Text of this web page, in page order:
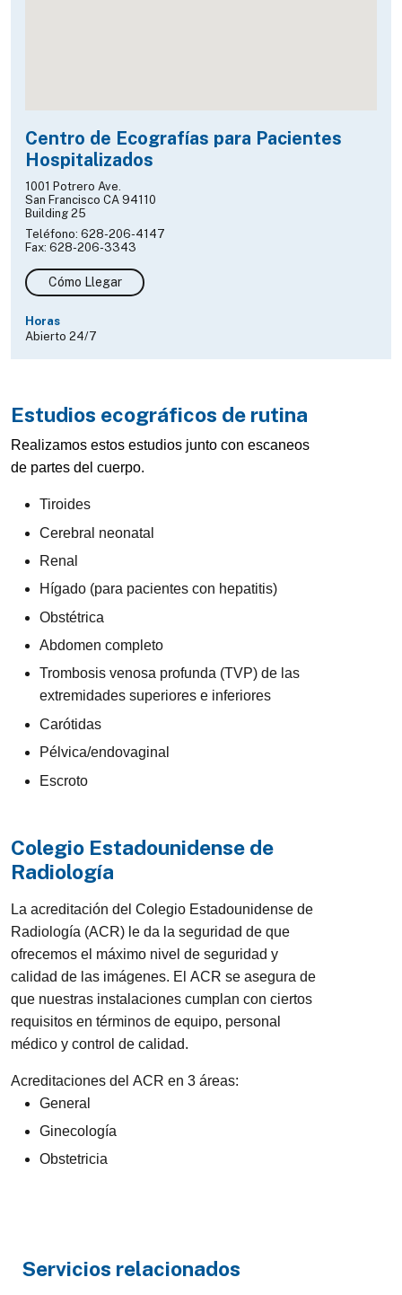
Centro de Ecografías para Pacientes
Hospitalizados
1001 Potrero Ave.
San Francisco CA 94110
Building 25
Teléfono: 628-206-4147
Fax: 628-206-3343
Cómo Llegar
Horas
Abierto 24/7
Estudios ecográficos de rutina
Realizamos estos estudios junto con escaneos
de partes del cuerpo.
Tiroides
Cerebral neonatal
Renal
Hígado (para pacientes con hepatitis)
Obstétrica
Abdomen completo
Trombosis venosa profunda (TVP) de las
extremidades superiores e inferiores
Carótidas
Pélvica/endovaginal
Escroto
Colegio Estadounidense de
Radiología
La acreditación del Colegio Estadounidense de
Radiología (ACR) le da la seguridad de que
ofrecemos el máximo nivel de seguridad y
calidad de las imágenes. El ACR se asegura de
que nuestras instalaciones cumplan con ciertos
requisitos en términos de equipo, personal
médico y control de calidad.
Acreditaciones del ACR en 3 áreas:
General
Ginecología
Obstetricia
Servicios relacionados